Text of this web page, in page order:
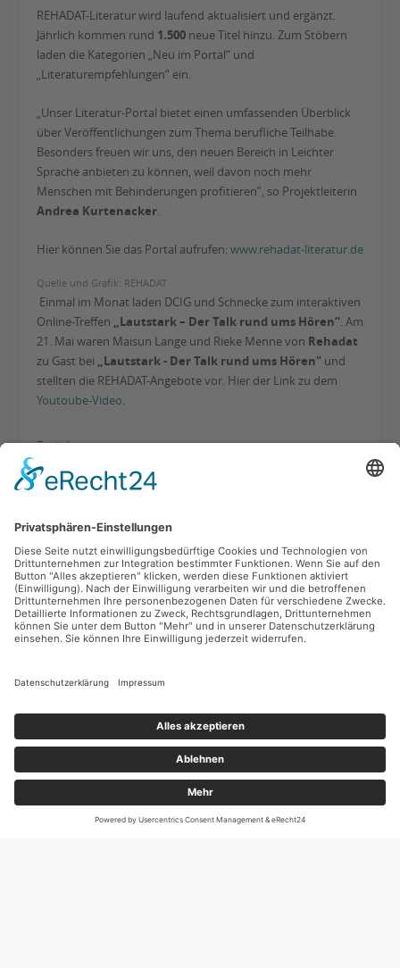
REHADAT-Literatur wird laufend aktualisiert und ergänzt.
Jährlich kommen rund 1.500 neue Titel hinzu. Zum Stöbern
laden die Kategorien „Neu im Portal“ und
„Literaturempfehlungen“ ein.
„Unser Literatur-Portal bietet einen umfassenden Überblick
über Veröffentlichungen zum Thema berufliche Teilhabe.
Besonders freuen wir uns, den neuen Bereich in Leichter
Sprache anbieten zu können, weil davon noch mehr
Menschen mit Behinderungen profitieren”, so Projektleiterin
Andrea Kurtenacker.
Hier können Sie das Portal aufrufen: www.rehadat-literatur.de
Quelle und Grafik: REHADAT
Einmal im Monat laden DCIG und Schnecke zum interaktiven
Online-Treffen „Lautstark – Der Talk rund ums Hören“. Am
21. Mai waren Maisun Lange und Rieke Menne von Rehadat
zu Gast bei „Lautstark - Der Talk rund ums Hören" und
stellten die REHADAT-Angebote vor. Hier der Link zu dem
Youtoube-Video.
Zurück